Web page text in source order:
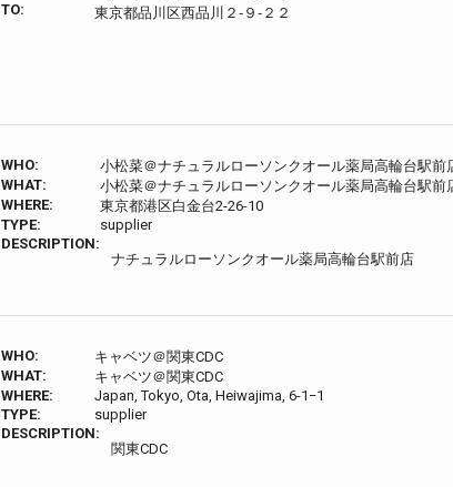
TO:
東京都品川区西品川２‐９‐２２
WHO:
小松菜＠ナチュラルローソンクオール薬局高輪台駅前
WHAT:
小松菜＠ナチュラルローソンクオール薬局高輪台駅前
WHERE:
東京都港区白金台2-26-10
TYPE:
supplier
DESCRIPTION:
ナチュラルローソンクオール薬局高輪台駅前店
WHO:
キャベツ＠関東CDC
WHAT:
キャベツ＠関東CDC
WHERE:
Japan, Tokyo, Ota, Heiwajima, 6-1−1
TYPE:
supplier
DESCRIPTION:
関東CDC